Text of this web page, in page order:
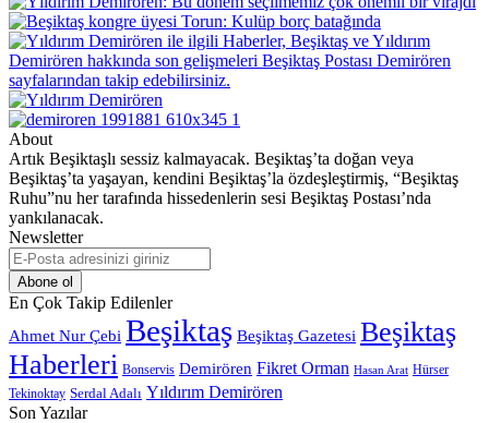
About
Artık Beşiktaşlı sessiz kalmayacak. Beşiktaş’ta doğan veya
Beşiktaş’ta yaşayan, kendini Beşiktaş’la özdeşleştirmiş, “Beşiktaş
Ruhu”nu her tarafında hissedenlerin sesi Beşiktaş Postası’nda
yankılanacak.
Newsletter
E-
Posta
adresinizi
giriniz
En Çok Takip Edilenler
Ahmet Nur Çebi Beşiktaş Beşiktaş Gazetesi Beşiktaş
Haberleri Bonservis Demirören Fikret Orman Hasan Arat Hürser
Tekinoktay Serdal Adalı Yıldırım Demirören
Son Yazılar